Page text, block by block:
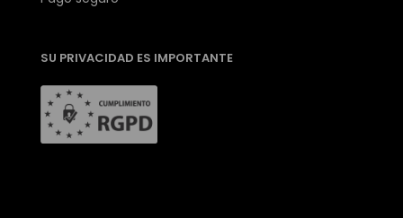
SU PRIVACIDAD ES IMPORTANTE